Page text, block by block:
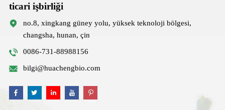
ticari işbirliği
no.8, xingkang güney yolu, yüksek teknoloji bölgesi,
changsha, hunan, çin
0086-731-88988156
bilgi@huachengbio.com